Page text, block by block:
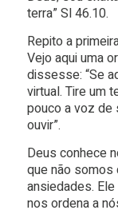
terra” Sl 46.10.
Repito a
Vejo aqui uma
dissesse: “Se
virtual. Tire um
pouco a voz de
ouvir”.
Deus conhece
que não
ansiedades.
nos ordena a